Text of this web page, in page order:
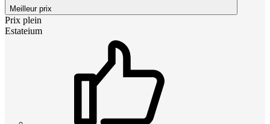
Meilleur prix
Prix plein
Estateium